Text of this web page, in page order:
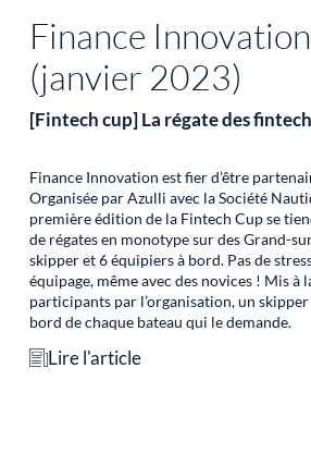
Finance Innovation
(janvier 2023)
[Fintech cup] La régate des
Finance Innovation est fier d’être
Organisée par Azulli avec la Société
première édition de la Fintech Cup se
de régates en monotype sur des Grand-
skipper et 6 équipiers à bord. Pas de
équipage, même avec des novices ! Mis à
participants par l’organisation, un
bord de chaque bateau qui le demande.
Lire l'article